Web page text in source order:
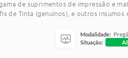
de suprimentos de impressão e
de Tinta (genuínos), e outros insumos e
Modalidade:
Situação: